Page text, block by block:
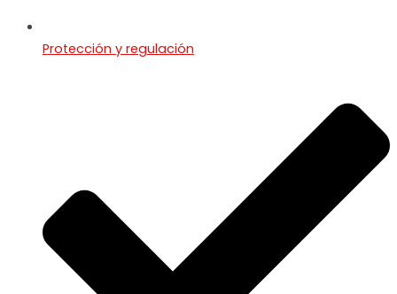
Protección y regulación